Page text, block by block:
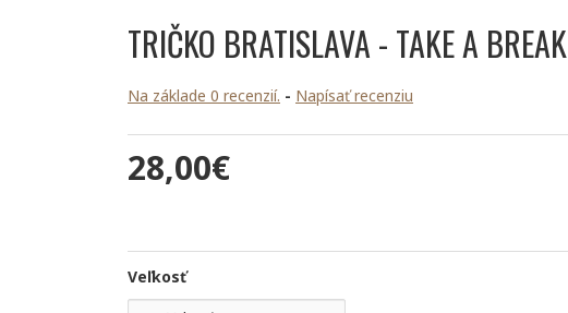
TRIČKO BRATISLAVA - TAKE A BREAK
Na základe 0 recenzií. - Napísať recenziu
28,00€
Veľkosť